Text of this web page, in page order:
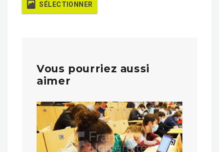
SÉLECTIONNER
Vous pourriez aussi
aimer